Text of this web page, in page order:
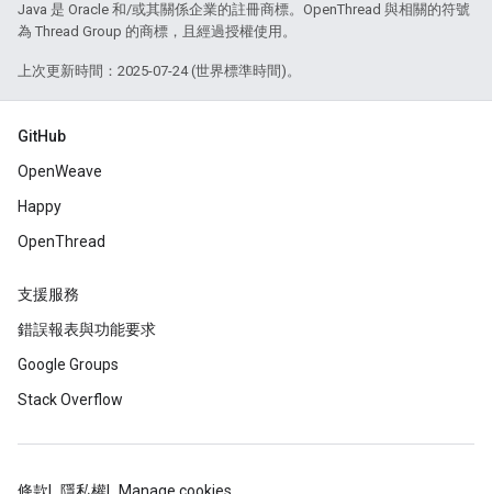
Java 是 Oracle 和/或其關係企業的註冊商標。OpenThread 與相關的符號
為 Thread Group 的商標，且經過授權使用。
上次更新時間：2025-07-24 (世界標準時間)。
GitHub
OpenWeave
Happy
OpenThread
支援服務
錯誤報表與功能要求
Google Groups
Stack Overflow